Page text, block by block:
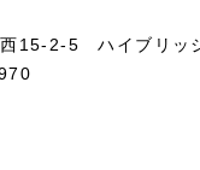
15-2-5 ハイブリッ